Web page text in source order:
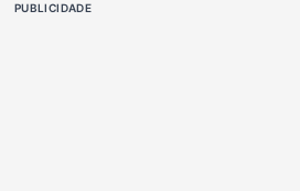
Xe-
PUBLICIDADE